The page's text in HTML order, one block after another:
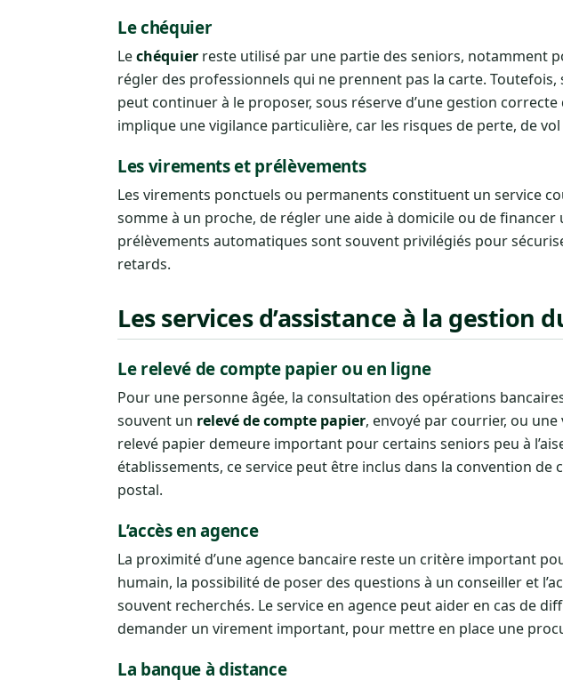
Le chéquier
Lechéquier reste utilisé par une partie des seniors, notamment
régler des professionnels qui ne prennent pas la carte.
peut continuer à le proposer, sous réserve d’une gestion
implique une vigilance particulière, car les risques de perte, de
Les virements et prélèvements
Les virements ponctuels ou permanents constituent un service
somme à un proche, de régler une aide à domicile ou de
prélèvements automatiques sont souvent privilégiés pour
retards.
Les services d’assistance à la gestion
Le relevé de compte papier ou en ligne
Pour une personne âgée, la consultation des opérations
souvent un relevé de compte papier, envoyé par courrier, ou une
relevé papier demeure important pour certains seniors peu à
établissements, ce service peut être inclus dans la convention
postal.
L’accès en agence
La proximité d’une agence bancaire reste un critère important
humain, la possibilité de poser des questions à un conseiller et
souvent recherchés. Le service en agence peut aider en cas de
demander un virement important, pour mettre en place une
La banque à distance